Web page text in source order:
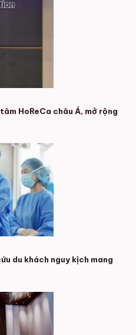
HoReCa châu Á, mở rộng
du khách nguy kịch mang